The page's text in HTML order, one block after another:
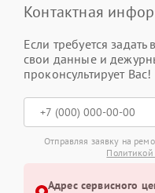
Контактная
Если требуется задать
свои данные и
проконсультирует Вас!
Отправляя заявку на
Политикой
Адрес сервисного